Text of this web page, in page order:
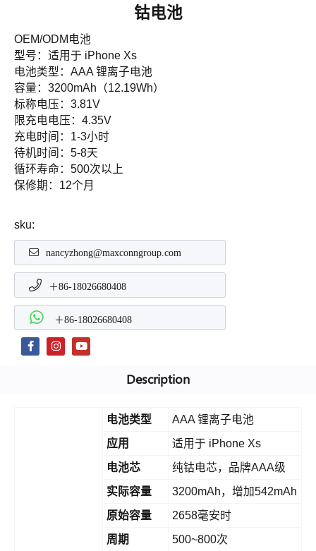
钴电池
OEM/ODM电池
型号：适用于 iPhone Xs
电池类型：AAA 锂离子电池
容量：3200mAh（12.19Wh）
标称电压：3.81V
限充电电压：4.35V
充电时间：1-3小时
待机时间：5-8天
循环寿命：500次以上
保修期：12个月
sku:
nancyzhong@maxconngroup.com
＋86-18026680408
＋86-18026680408
Description
电池类型
AAA 锂离子电池
应用
适用于 iPhone Xs
电池芯
纯钴电芯，品牌AAA级
实际容量
3200mAh，增加542mAh
原始容量
2658毫安时
周期
500~800次